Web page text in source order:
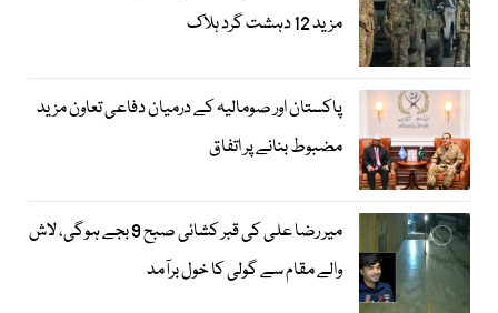
مزید 12 دہشت گرد ہلاک
پاکستان اور صومالیہ کے درمیان دفاعی تعاون مزید
مضبوط بنانے پر اتفاق
میر رضا علی کی قبر کشائی صبح 9 بجے ہوگی، لاش
والے مقام سے گولی کا خول برآمد